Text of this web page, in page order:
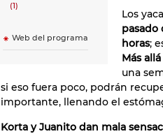
(1)
Web del programa
Los
pasado
horas;
Más
una
si eso fuera poco, podrán
importante, llenando el
Korta y Juanito dan mala